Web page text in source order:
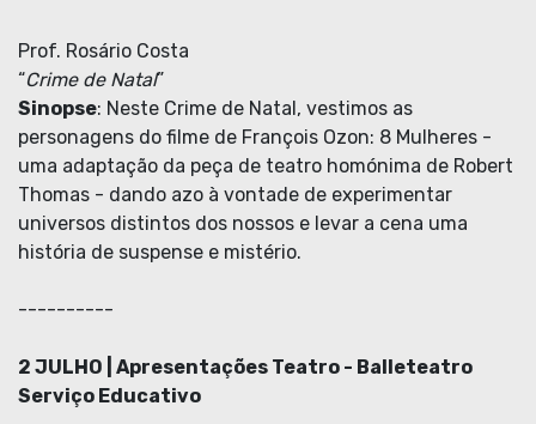
Prof. Rosário Costa
“Crime de Natal”
Sinopse: Neste Crime de Natal, vestimos as
personagens do filme de François Ozon: 8 Mulheres -
uma adaptação da peça de teatro homónima de Robert
Thomas - dando azo à vontade de experimentar
universos distintos dos nossos e levar a cena uma
história de suspense e mistério.
----------
2 JULHO | Apresentações Teatro - Balleteatro
Serviço Educativo